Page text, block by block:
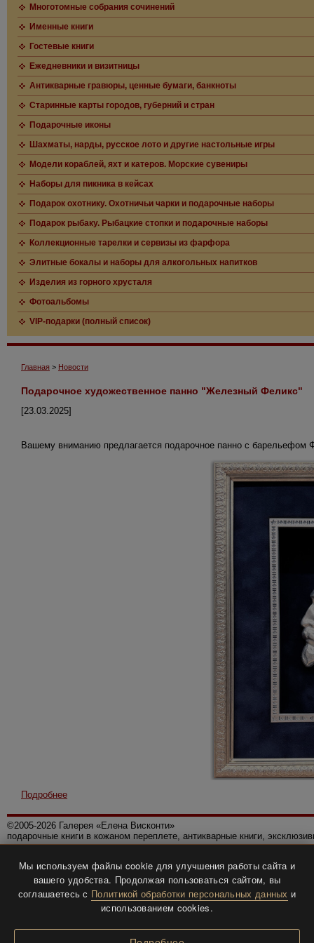
Многотомные собрания сочинений
Именные книги
Гостевые книги
Ежедневники и визитницы
Антикварные гравюры, ценные бумаги, банкноты
Старинные карты городов, губерний и стран
Подарочные иконы
Шахматы, нарды, русское лото и другие настольные игры
Модели кораблей, яхт и катеров. Морские сувениры
Наборы для пикника в кейсах
Подарок охотнику. Охотничьи чарки и подарочные наборы
Подарок рыбаку. Рыбацкие стопки и подарочные наборы
Коллекционные тарелки и сервизы из фарфора
Элитные бокалы и наборы для алкогольных напитков
Изделия из горного хрусталя
Фотоальбомы
VIP-подарки (полный список)
Главная > Новости
Подарочное художественное панно "Железный Феликс"
[23.03.2025]
Вашему вниманию предлагается подарочное панно с барельефом
Подробнее
©2005-2026 Галерея «Елена Висконти»
подарочные книги в кожаном переплете, антикварные книги,
Политика конфиденциальности
Все права защищены.
Разработка и дизайнBTV-info.
Мы используем файлы cookie для улучшения работы сайта и
вашего удобства. Продолжая пользоваться сайтом, вы
соглашаетесь с Политикой обработки персональных данных и
использованием cookies.